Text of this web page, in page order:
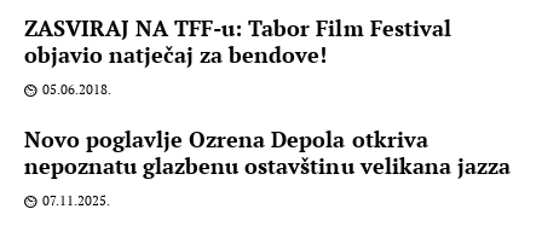
ZASVIRAJ NA TFF-u: Tabor Film Festival
objavio natječaj za bendove!
05.06.2018.
Novo poglavlje Ozrena Depola otkriva
nepoznatu glazbenu ostavštinu velikana jazza
07.11.2025.